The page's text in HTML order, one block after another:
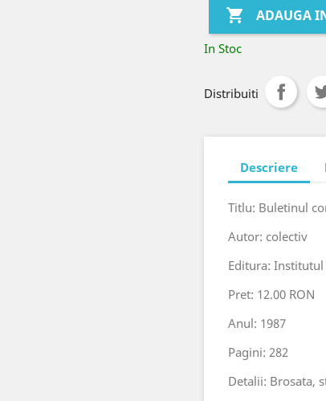
 ADAUGA
In Stoc
Distribuiti
Descriere
Titlu: Buletinul
Autor: colectiv
Editura:
Pret: 12.00 RON
Anul: 1987
Pagini: 282
Detalii: Brosata,